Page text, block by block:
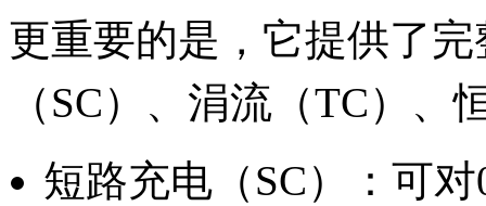
更重要的是，它提供了
（SC）、涓流（TC）
短路充电（SC）：可